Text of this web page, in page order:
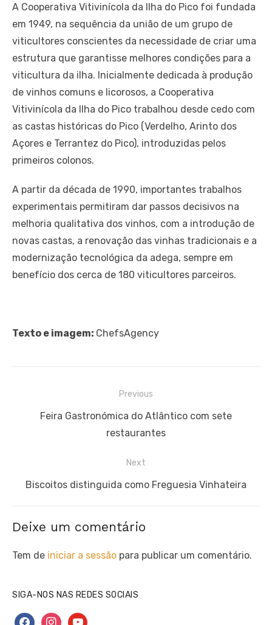
A Cooperativa Vitivinícola da Ilha do Pico foi fundada
em 1949, na sequência da união de um grupo de
viticultores conscientes da necessidade de criar uma
estrutura que garantisse melhores condições para a
viticultura da ilha. Inicialmente dedicada à produção
de vinhos comuns e licorosos, a Cooperativa
Vitivinícola da Ilha do Pico trabalhou desde cedo com
as castas históricas do Pico (Verdelho, Arinto dos
Açores e Terrantez do Pico), introduzidas pelos
primeiros colonos.
A partir da década de 1990, importantes trabalhos
experimentais permitiram dar passos decisivos na
melhoria qualitativa dos vinhos, com a introdução de
novas castas, a renovação das vinhas tradicionais e a
modernização tecnológica da adega, sempre em
benefício dos cerca de 180 viticultores parceiros.
Texto e imagem: ChefsAgency
Previous
PreviousFeira Gastronómica do Atlântico com sete
restaurantes
Next
Next
Biscoitos distinguida como Freguesia Vinhateira
Deixe um comentário
Tem de iniciar a sessão para publicar um comentário.
SIGA-NOS NAS REDES SOCIAIS
facebookinstagramyoutube